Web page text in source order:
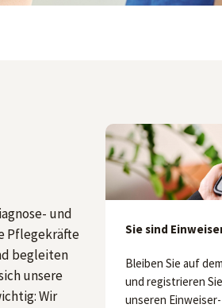
und
Pflegekräfte
begleiten
unsere
Wir
Sie sind
Bleiben Sie auf
und registrieren
unseren